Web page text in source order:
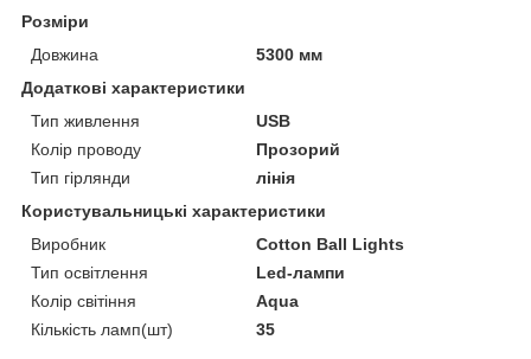
Розміри
Довжина
5300 мм
Додаткові характеристики
Тип живлення
USB
Колір проводу
Прозорий
Тип гірлянди
лінія
Користувальницькі характеристики
Виробник
Cotton Ball Lights
Тип освітлення
Led-лампи
Колір світіння
Aqua
Кількість ламп(шт)
35